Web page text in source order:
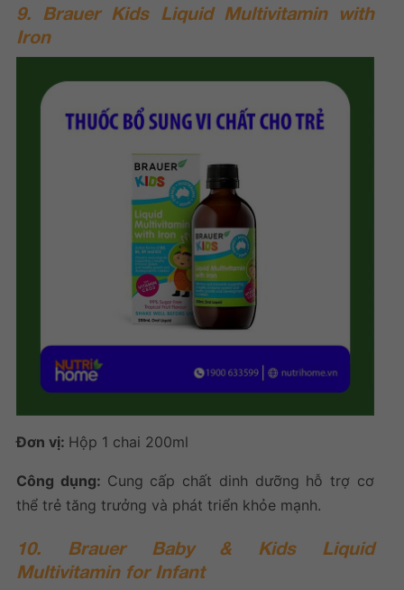
9. Brauer Kids Liquid Multivitamin with
Iron
Đơn vị: Hộp 1 chai 200ml
Công dụng: Cung cấp chất dinh dưỡng hỗ trợ cơ
thể trẻ tăng trưởng và phát triển khỏe mạnh.
10. Brauer Baby & Kids Liquid
Multivitamin for Infant